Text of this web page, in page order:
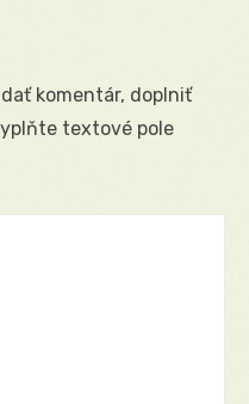
komentár, doplniť
textové pole